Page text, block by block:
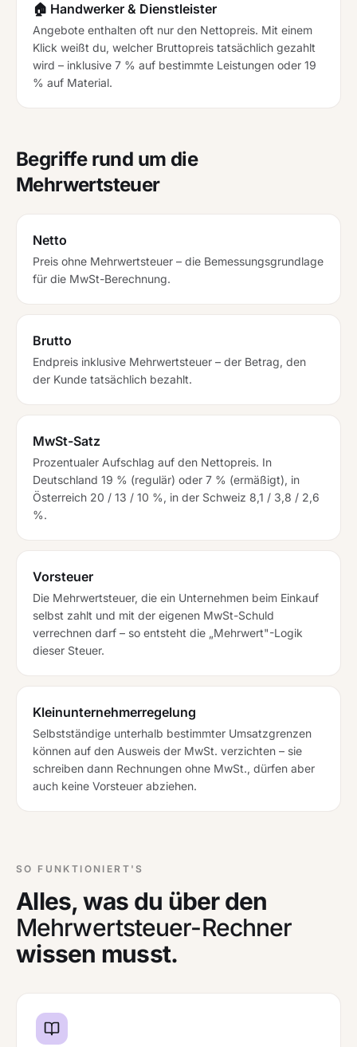
🏠 Handwerker & Dienstleister
Angebote enthalten oft nur den Nettopreis. Mit einem
Klick weißt du, welcher Bruttopreis tatsächlich gezahlt
wird – inklusive 7 % auf bestimmte Leistungen oder 19
% auf Material.
Begriffe rund um die
Mehrwertsteuer
Netto
Preis ohne Mehrwertsteuer – die Bemessungsgrundlage
für die MwSt-Berechnung.
Brutto
Endpreis inklusive Mehrwertsteuer – der Betrag, den
der Kunde tatsächlich bezahlt.
MwSt-Satz
Prozentualer Aufschlag auf den Nettopreis. In
Deutschland 19 % (regulär) oder 7 % (ermäßigt), in
Österreich 20 / 13 / 10 %, in der Schweiz 8,1 / 3,8 / 2,6
%.
Vorsteuer
Die Mehrwertsteuer, die ein Unternehmen beim Einkauf
selbst zahlt und mit der eigenen MwSt-Schuld
verrechnen darf – so entsteht die „Mehrwert"-Logik
dieser Steuer.
Kleinunternehmerregelung
Selbstständige unterhalb bestimmter Umsatzgrenzen
können auf den Ausweis der MwSt. verzichten – sie
schreiben dann Rechnungen ohne MwSt., dürfen aber
auch keine Vorsteuer abziehen.
SO FUNKTIONIERT'S
Alles, was du über den
Mehrwertsteuer-Rechner
wissen musst.